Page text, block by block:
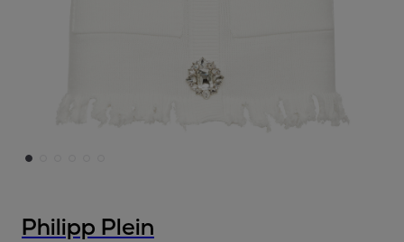
Philipp Plein